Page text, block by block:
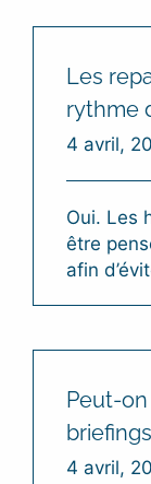
Les
rythme
4 avril,
Oui. Les
être
afin
Peut-
4 avril,